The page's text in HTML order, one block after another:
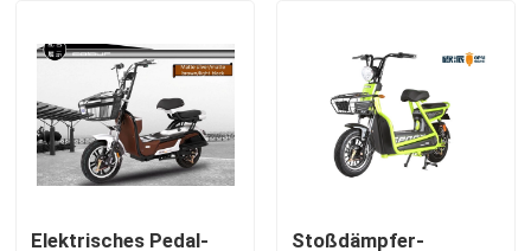
Elektro-Moped-Roller
Elektro-Motorroller
Elektrische Mobilität Roller
Elektrisches Pedal- Stoßdämpfer-